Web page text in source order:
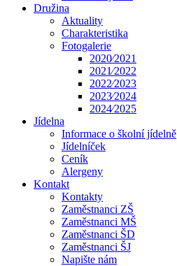
Družina
Aktuality
Charakteristika
Fotogalerie
2020⁄2021
2021⁄2022
2022⁄2023
2023⁄2024
2024⁄2025
Jídelna
Informace o školní jídelně
Jídelníček
Ceník
Alergeny
Kontakt
Kontakty
Zaměstnanci ZŠ
Zaměstnanci MŠ
Zaměstnanci ŠD
Zaměstnanci ŠJ
Napište nám